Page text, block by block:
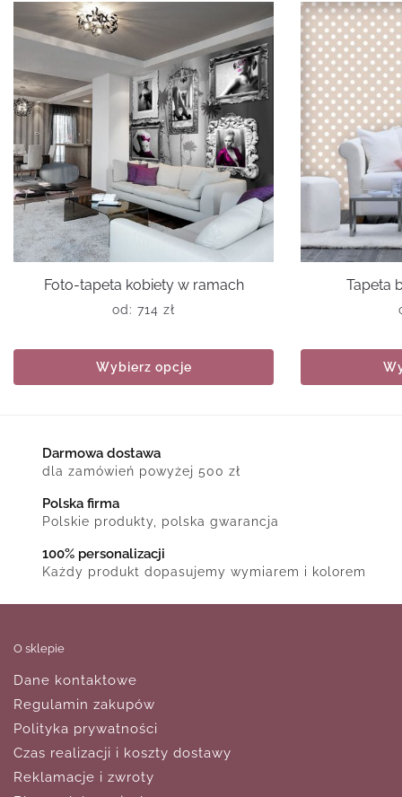
Foto-tapeta kobiety w ramach
od: 714 zł
Wybierz opcje
Tapeta
Darmowa dostawa
dla zamówień powyżej 500 zł
Polska firma
Polskie produkty, polska gwarancja
100% personalizacji
Każdy produkt dopasujemy wymiarem i kolorem
O sklepie
Dane kontaktowe
Regulamin zakupów
Polityka prywatności
Czas realizacji i koszty dostawy
Reklamacje i zwroty